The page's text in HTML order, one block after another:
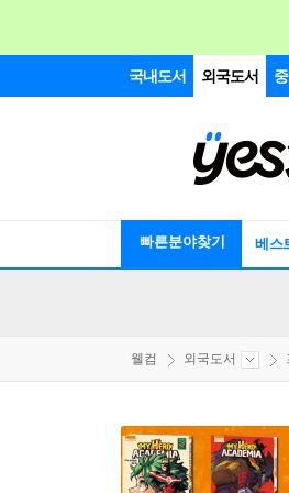
국내도서 외국도서
빠른분야찾기 베스
웰컴 외국도서